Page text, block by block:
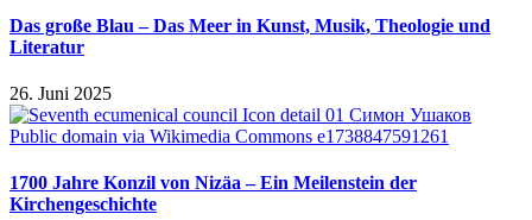
Das große Blau – Das Meer in Kunst, Musik, Theologie und
Literatur
26. Juni 2025
1700 Jahre Konzil von Nizäa – Ein Meilenstein der
Kirchengeschichte